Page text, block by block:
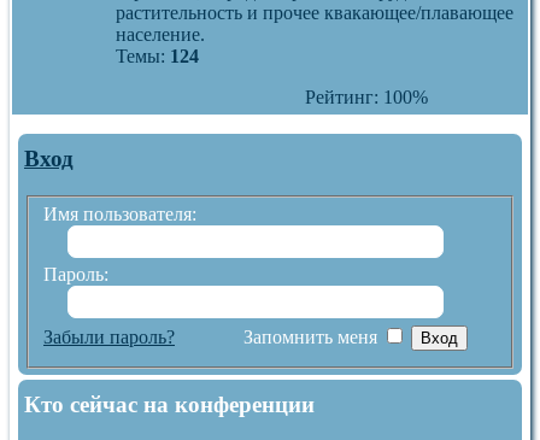
растительность и прочее квакающее/плавающее
население.
Темы: 124
Рейтинг: 100%
Вход
Имя пользователя:
Пароль:
Забыли пароль? Запомнить меня
Кто сейчас на конференции